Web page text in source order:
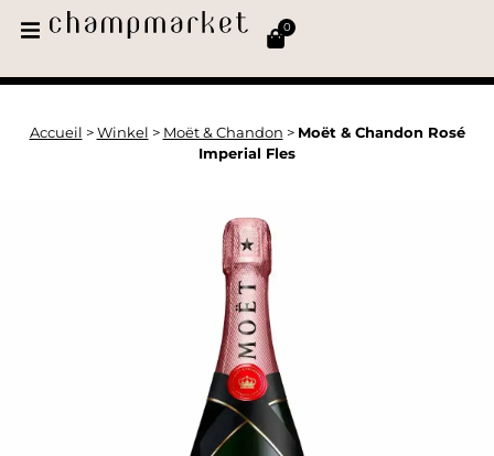
0
Accueil > Winkel > Moët & Chandon > Moët & Chandon Rosé
Imperial Fles